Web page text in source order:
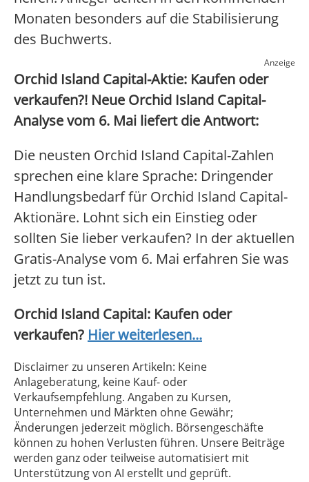
Monaten besonders auf die Stabilisierung
des Buchwerts.
Anzeige
Orchid Island Capital-Aktie: Kaufen oder
verkaufen?! Neue Orchid Island Capital-
Analyse vom 6. Mai liefert die Antwort:
Die neusten Orchid Island Capital-Zahlen
sprechen eine klare Sprache: Dringender
Handlungsbedarf für Orchid Island Capital-
Aktionäre. Lohnt sich ein Einstieg oder
sollten Sie lieber verkaufen? In der aktuellen
Gratis-Analyse vom 6. Mai erfahren Sie was
jetzt zu tun ist.
Orchid Island Capital: Kaufen oder
verkaufen? Hier weiterlesen...
Disclaimer zu unseren Artikeln: Keine
Anlageberatung, keine Kauf- oder
Verkaufsempfehlung. Angaben zu Kursen,
Unternehmen und Märkten ohne Gewähr;
Änderungen jederzeit möglich. Börsengeschäfte
können zu hohen Verlusten führen. Unsere Beiträge
werden ganz oder teilweise automatisiert mit
Unterstützung von AI erstellt und geprüft.